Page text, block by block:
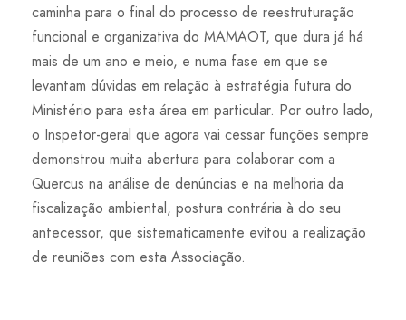
caminha para o final do processo de reestruturação
funcional e organizativa do MAMAOT, que dura já há
mais de um ano e meio, e numa fase em que se
levantam dúvidas em relação à estratégia futura do
Ministério para esta área em particular. Por outro lado,
o Inspetor-geral que agora vai cessar funções sempre
demonstrou muita abertura para colaborar com a
Quercus na análise de denúncias e na melhoria da
fiscalização ambiental, postura contrária à do seu
antecessor, que sistematicamente evitou a realização
de reuniões com esta Associação.